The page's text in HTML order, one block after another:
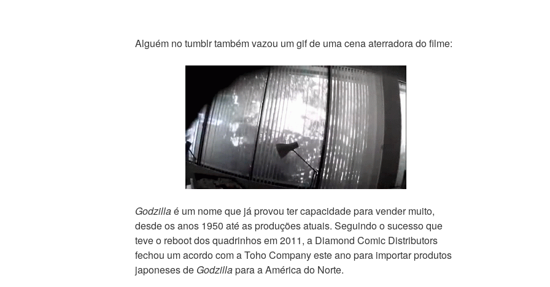
Alguém no tumblr também vazou um gif de uma cena aterradora do filme:
Godzillaé um nome que já provou ter capacidade para vender muito,
desde os anos 1950 até as produções atuais. Seguindo o sucesso que
teve o reboot dos quadrinhos em 2011, a Diamond Comic Distributors
fechou um acordo com a Toho Company este ano para importar produtos
japoneses de Godzillapara a América do Norte.